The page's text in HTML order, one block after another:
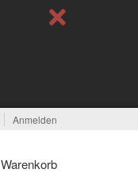
Anmelden
Warenkorb